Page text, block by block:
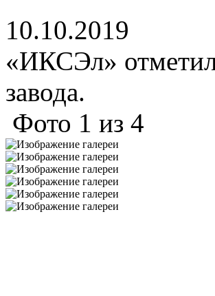
10.10.2019
«ИКСЭл»
завода.
Фото 1 из 4